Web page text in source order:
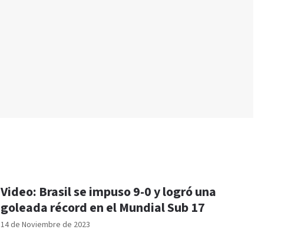
14 de Noviembre de 2023
Video: Brasil se impuso 9-0 y logró una
goleada récord en el Mundial Sub 17